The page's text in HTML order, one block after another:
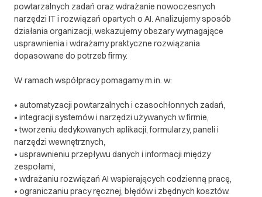
powtarzalnych zadań oraz wdrażanie nowoczesnych
narzędzi IT i rozwiązań opartych o AI. Analizujemy sposób
działania organizacji, wskazujemy obszary wymagające
usprawnienia i wdrażamy praktyczne rozwiązania
dopasowane do potrzeb firmy.
W ramach współpracy pomagamy m.in. w:
• automatyzacji powtarzalnych i czasochłonnych zadań,
• integracji systemów i narzędzi używanych w firmie,
• tworzeniu dedykowanych aplikacji, formularzy, paneli i
narzędzi wewnętrznych,
• usprawnieniu przepływu danych i informacji między
zespołami,
• wdrażaniu rozwiązań AI wspierających codzienną pracę,
• ograniczaniu pracy ręcznej, błędów i zbędnych kosztów.